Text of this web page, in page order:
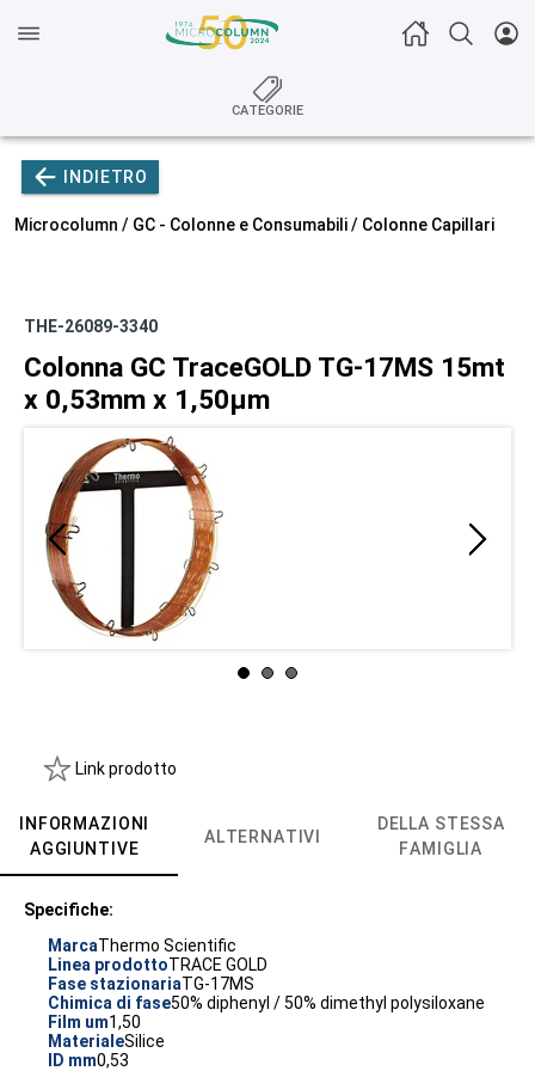
CATEGORIE
INDIETRO
Microcolumn / GC - Colonne e Consumabili/ Colonne Capillari
THE-26089-3340
Colonna GC TraceGOLD TG-17MS 15mt
x 0,53mm x 1,50µm
Link prodotto
INFORMAZIONI
AGGIUNTIVE
ALTERNATIVI
DELLA STESSA
FAMIGLIA
Specifiche:
MarcaThermo Scientific
Linea prodottoTRACE GOLD
Fase stazionariaTG-17MS
Chimica di fase50% diphenyl / 50% dimethyl polysiloxane
Film um1,50
MaterialeSilice
ID mm0,53